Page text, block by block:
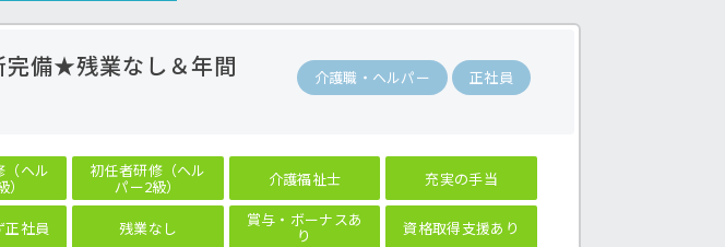
備★残業なし＆年間
介護職・ヘルパー 正社員
（ヘル 初任者研修（ヘル
パー2級） 介護福祉士 充実の手当
正社員 残業なし 賞与・ボーナスあ
り
資格取得支援あり